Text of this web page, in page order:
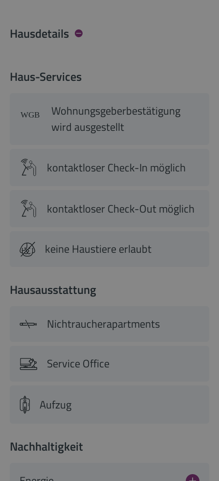
Hausdetails
Haus-Services
Wohnungsgeberbestätigung
wird ausgestellt
kontaktloser Check-In möglich
kontaktloser Check-Out möglich
keine Haustiere erlaubt
Hausausstattung
Nichtraucherapartments
Service Office
Aufzug
Nachhaltigkeit